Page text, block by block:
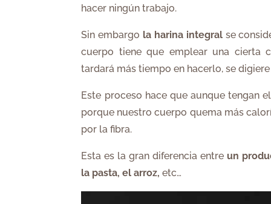
hacer ningún ​trabajo.
Sin embargo la harina integralse
cuerpo tiene que emplear una cierta
tardará más tiempo en hacerlo, se
Este proceso hace que aunque tengan
porque nuestro cuerpo quema más
por la fibra.
​Esta es la gran diferencia entre un
la pasta, el arroz,etc…